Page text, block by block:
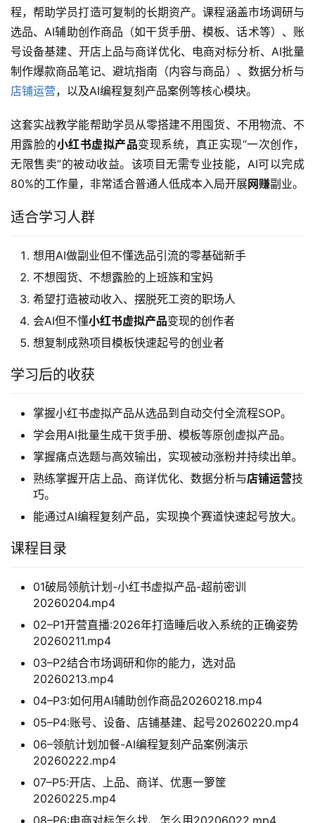
程，帮助学员打造可复制的长期资产。课程涵盖市场调研与
选品、AI辅助创作商品（如干货手册、模板、话术等）、账
号设备基建、开店上品与商详优化、电商对标分析、AI批量
制作爆款商品笔记、避坑指南（内容与商品）、数据分析与
店铺运营，以及AI编程复刻产品案例等核心模块。
这套实战教学能帮助学员从零搭建不用囤货、不用物流、不
用露脸的小红书虚拟产品变现系统，真正实现“一次创作，
无限售卖”的被动收益。该项目无需专业技能，AI可以完成
80%的工作量，非常适合普通人低成本入局开展网赚副业。
适合学习人群
想用AI做副业但不懂选品引流的零基础新手
不想囤货、不想露脸的上班族和宝妈
希望打造被动收入、摆脱死工资的职场人
会AI但不懂小红书虚拟产品变现的创作者
想复制成熟项目模板快速起号的创业者
学习后的收获
掌握小红书虚拟产品从选品到自动交付全流程SOP。
学会用AI批量生成干货手册、模板等原创虚拟产品。
掌握痛点选题与高效输出，实现被动涨粉并持续出单。
熟练掌握开店上品、商详优化、数据分析与店铺运营技
巧。
能通过AI编程复刻产品，实现换个赛道快速起号放大。
课程目录
01破局领航计划-小红书虚拟产品-超前密训
20260204.mp4
02–P1开营直播:2026年打造睡后收入系统的正确姿势
20260211.mp4
03–P2结合市场调研和你的能力，选对品
20260213.mp4
04–P3:如何用AI辅助创作商品20260218.mp4
05–P4:账号、设备、店铺基建、起号20260220.mp4
06–领航计划加餐-AI编程复刻产品案例演示
20260222.mp4
07–P5:开店、上品、商详、优惠一箩筐
20260225.mp4
08–P6:电商对标怎么找、怎么用20206022.mp4